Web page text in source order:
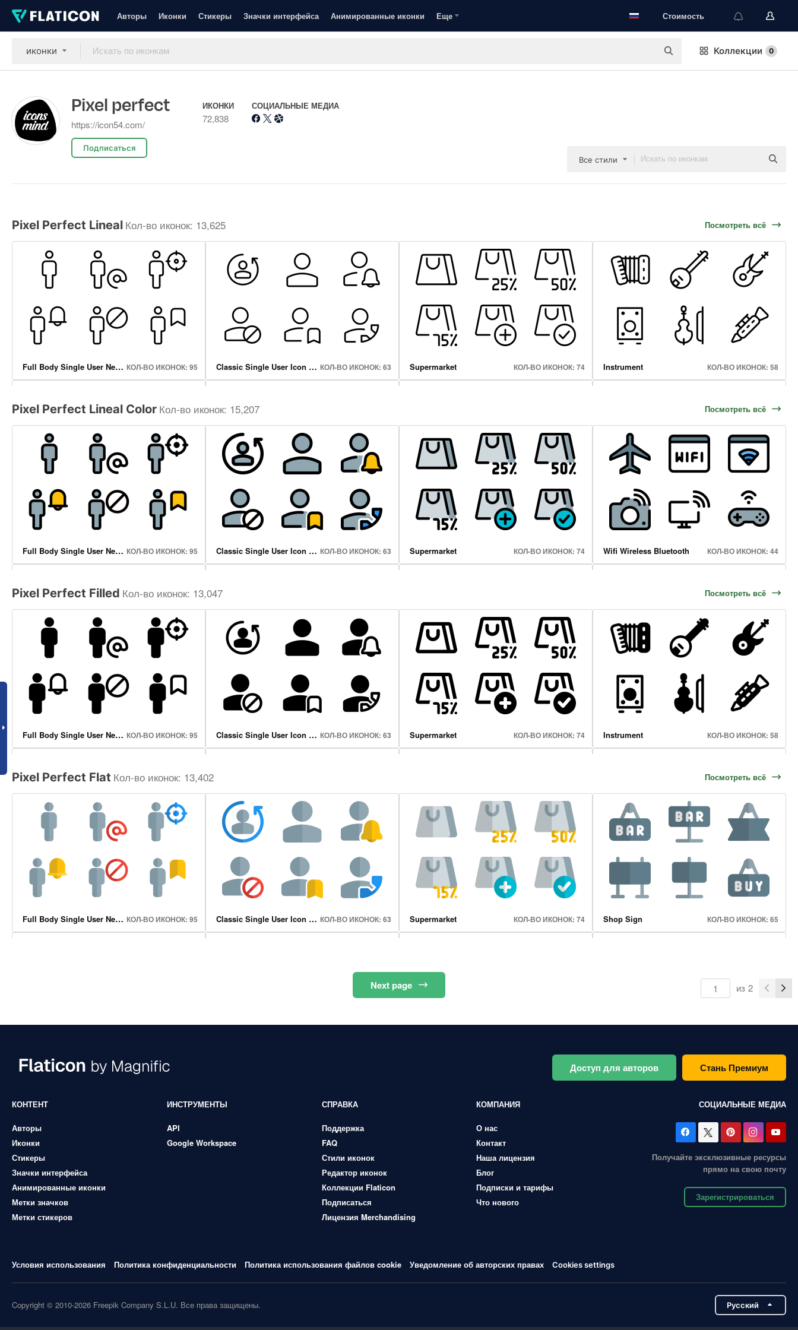
Авторы Иконки Стикеры Значки интерфейса Анимированные иконки Еще Стоимость
иконки Коллекции 0
Pixel perfect
https://icon54.com/
Подписаться
ИКОНКИ
72,838
СОЦИАЛЬНЫЕ МЕДИА
Все стили
Pixel Perfect Lineal Кол-во иконок: 13,625 Посмотреть всё
Full Body Single User Neutral Icons КОЛ-ВО ИКОНОК: 95 Classic Single User Icon Set КОЛ-ВО ИКОНОК: 63 Supermarket КОЛ-ВО ИКОНОК: 74 Instrument КОЛ-ВО ИКОНОК: 58
Genre Music КОЛ-ВО ИКОНОК: 22 Shop Sign КОЛ-ВО ИКОНОК: 65 Wifi Wireless Bluetooth КОЛ-ВО ИКОНОК: 44 Headphone And Earphone КОЛ-ВО ИКОНОК: 17
Pixel Perfect Lineal Color Кол-во иконок: 15,207 Посмотреть всё
Full Body Single User Neutral Icons КОЛ-ВО ИКОНОК: 95 Classic Single User Icon Set КОЛ-ВО ИКОНОК: 63 Supermarket КОЛ-ВО ИКОНОК: 74 Wifi Wireless Bluetooth КОЛ-ВО ИКОНОК: 44
Shop Sign КОЛ-ВО ИКОНОК: 65 Headphone And Earphone КОЛ-ВО ИКОНОК: 18 Future Tech КОЛ-ВО ИКОНОК: 120 Music Device КОЛ-ВО ИКОНОК: 25
Pixel Perfect Filled Кол-во иконок: 13,047 Посмотреть всё
Full Body Single User Neutral Icons КОЛ-ВО ИКОНОК: 95 Classic Single User Icon Set КОЛ-ВО ИКОНОК: 63 Supermarket КОЛ-ВО ИКОНОК: 74 Instrument КОЛ-ВО ИКОНОК: 58
Wifi Wireless Bluetooth КОЛ-ВО ИКОНОК: 44 Genre Music КОЛ-ВО ИКОНОК: 22 Shop Sign КОЛ-ВО ИКОНОК: 65 КОЛ-ВО ИКОНОК: 120
Pixel Perfect Flat Кол-во иконок: 13,402 Посмотреть всё
Full Body Single User Neutral Icons КОЛ-ВО ИКОНОК: 95 Classic Single User Icon Set КОЛ-ВО ИКОНОК: 63 Supermarket КОЛ-ВО ИКОНОК: 74 Shop Sign КОЛ-ВО ИКОНОК: 65
Wifi Wireless Bluetooth КОЛ-ВО ИКОНОК: 44 КОЛ-ВО ИКОНОК: 120 Music Device КОЛ-ВО ИКОНОК: 25
Nextpage из 2
Доступ для авторов Стань Премиум
КОНТЕНТ
Авторы
Иконки
Стикеры
Значки интерфейса
Анимированные иконки
Метки значков
Метки стикеров
ИНСТРУМЕНТЫ
API
Google Workspace
СПРАВКА
Поддержка
FAQ
Стили иконок
Редактор иконок
Коллекции Flaticon
Подписаться
Лицензия Merchandising
КОМПАНИЯ
О нас
Контакт
Наша лицензия
Блог
Подписки и тарифы
Что нового
СОЦИАЛЬНЫЕ МЕДИА
Получайте эксклюзивные ресурсы
прямо на свою почту
Зарегистрироваться
Условия использования Политика конфиденциальности Политика использования файлов cookie Уведомление об авторских правах Cookies settings
Copyright © 2010-2026 Freepik Company S.L.U. Все права защищены. Pусский